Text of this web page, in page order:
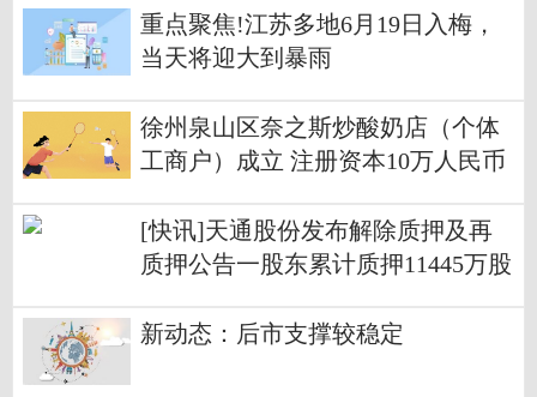
重点聚焦!江苏多地6月19日入梅，
当天将迎大到暴雨
徐州泉山区奈之斯炒酸奶店（个体
工商户）成立 注册资本10万人民币
[快讯]天通股份发布解除质押及再
质押公告一股东累计质押11445万股
新动态：后市支撑较稳定